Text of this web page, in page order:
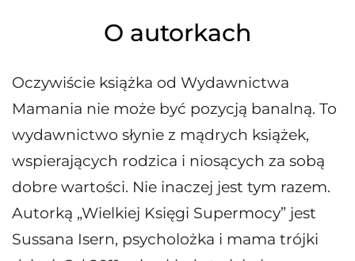
O autorkach
Oczywiście książka od Wydawnictwa
Mamania nie może być pozycją banalną. To
wydawnictwo słynie z mądrych książek,
wspierających rodzica i niosących za sobą
dobre wartości. Nie inaczej jest tym razem.
Autorką „Wielkiej Księgi Supermocy” jest
Sussana Isern, psycholożka i mama trójki